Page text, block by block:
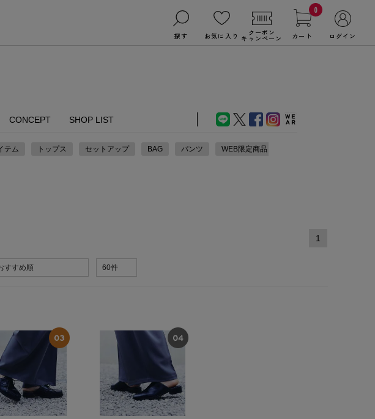
探す お気に入り クーポン
キャンペーン
0
カート ログイン
CONCEPT SHOP LIST
テム トップス セットアップ BAG パンツ WEB限定商品
すすめ順 60件
1